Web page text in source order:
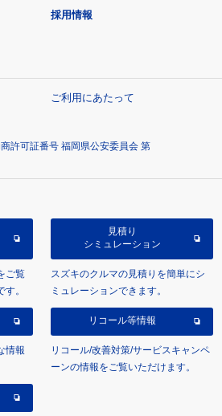
採用情報
ご利用にあたって
許可証番号 福岡県公安委員会 第
ご覧
。
見積り
シミュレーション
スズキのクルマの見積りを簡単にシ
ミュレーションできます。
情報
リコール等情報
リコール/改善対策/サービスキャンペ
ーンの情報をご覧いただけます。